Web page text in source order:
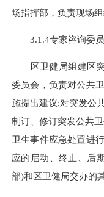
场指挥部，负责现场组
3.1.4专家咨询委
区卫健局组建区突
委员会，负责对公共
施提出建议;对突发公
制订、修订突发公共
卫生事件应急处置进
应的启动、终止、后
部)和区卫健局交办的